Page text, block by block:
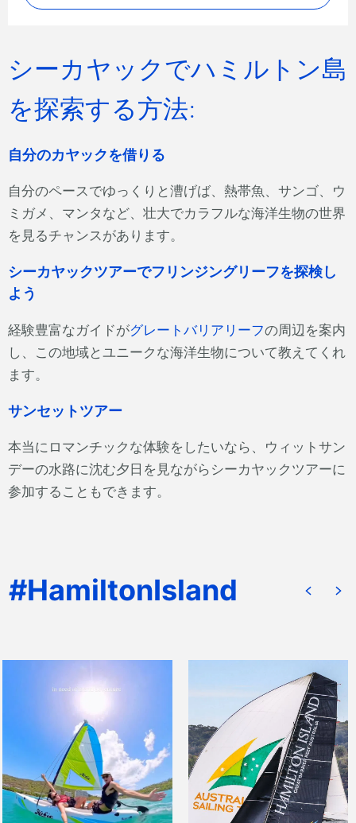
シーカヤックでハミルトン島
を探索する方法:
自分のカヤックを借りる
自分のペースでゆっくりと漕げば、熱帯魚、サンゴ、ウ
ミガメ、マンタなど、壮大でカラフルな海洋生物の世界
を見るチャンスがあります。
シーカヤックツアーでフリンジングリーフを探検し
よう
経験豊富なガイドがグレートバリアリーフの周辺を案内
し、この地域とユニークな海洋生物について教えてくれ
ます。
サンセットツアー
本当にロマンチックな体験をしたいなら、ウィットサン
デーの水路に沈む夕日を見ながらシーカヤックツアーに
参加することもできます。